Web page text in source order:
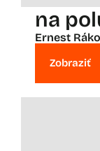
na
Ernest
Zobraziť